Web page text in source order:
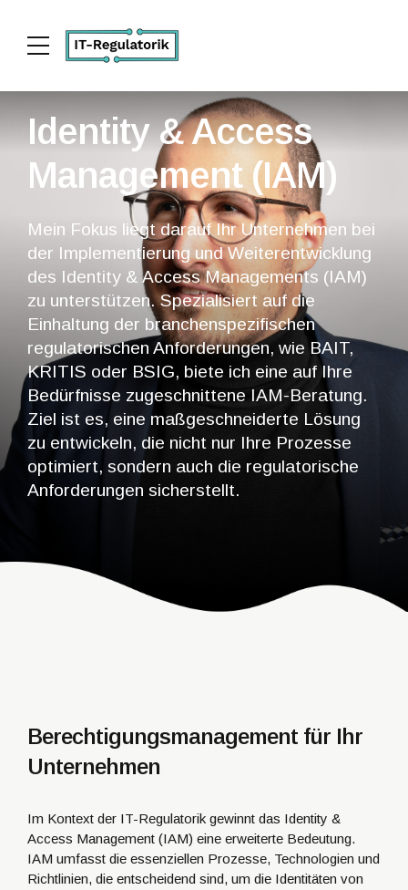
Identity & Access
Management (IAM)
Mein Fokus liegt darauf Ihr Unternehmen bei
der Implementierung und Weiterentwicklung
des Identity & Access Managements (IAM)
zu unterstützen. Spezialisiert auf die
Einhaltung der branchenspezifischen
regulatorischen Anforderungen, wie BAIT,
KRITIS oder BSIG, biete ich eine auf Ihre
Bedürfnisse zugeschnittene IAM-Beratung.
Ziel ist es, eine maßgeschneiderte Lösung
zu entwickeln, die nicht nur Ihre Prozesse
optimiert, sondern auch die regulatorische
Anforderungen sicherstellt.
Berechtigungsmanagement für Ihr
Unternehmen
Im Kontext der IT-Regulatorik gewinnt das Identity &
Access Management (IAM) eine erweiterte Bedeutung.
IAM umfasst die essenziellen Prozesse, Technologien und
Richtlinien, die entscheidend sind, um die Identitäten von